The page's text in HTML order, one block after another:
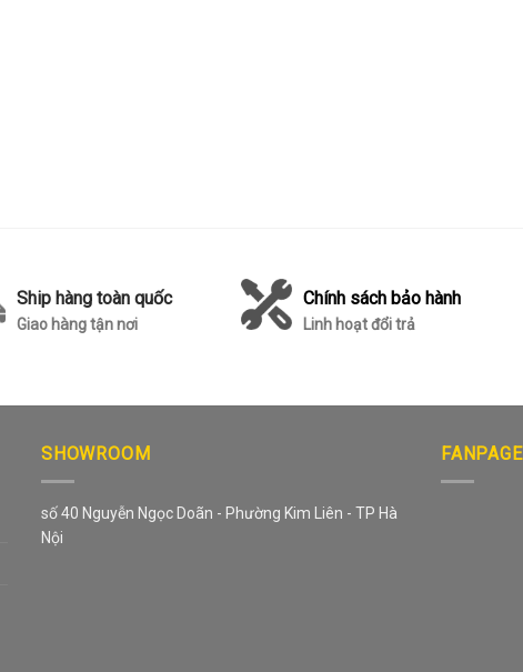
Ship hàng toàn quốc
Giao hàng tận nơi
Chính sách bảo hành
Linh hoạt đổi trả
SHOWROOM
số 40 Nguyễn Ngọc Doãn - Phường Kim Liên - TP Hà
Nội
FANPAGE